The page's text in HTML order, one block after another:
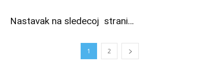
Nastavak na sledecoj strani…
1 2